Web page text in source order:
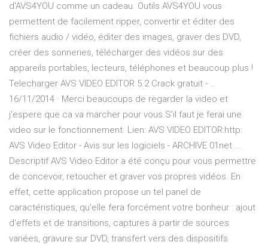
d'AVS4YOU comme un cadeau. Outils AVS4YOU vous
permettent de facilement ripper, convertir et éditer des
fichiers audio / vidéo, éditer des images, graver des DVD,
créer des sonneries, télécharger des vidéos sur des
appareils portables, lecteurs, téléphones et beaucoup plus !
Telecharger AVS VIDEO EDITOR 5.2 Crack gratuit - …
16/11/2014 · Merci beaucoups de regarder la video et
j'espere que ca va marcher pour vous.S'il faut je ferai une
video sur le fonctionnement. Lien: AVS VIDEO EDITOR:http:
AVS Video Editor - Avis sur les logiciels - ARCHIVE 01net ...
Descriptif AVS Video Editor a été conçu pour vous permettre
de concevoir, retoucher et graver vos propres vidéos. En
effet, cette application propose un tel panel de
caractéristiques, qu'elle fera forcément votre bonheur : ajout
d'effets et de transitions, captures à partir de sources
variées, gravure sur DVD, transfert vers des dispositifs